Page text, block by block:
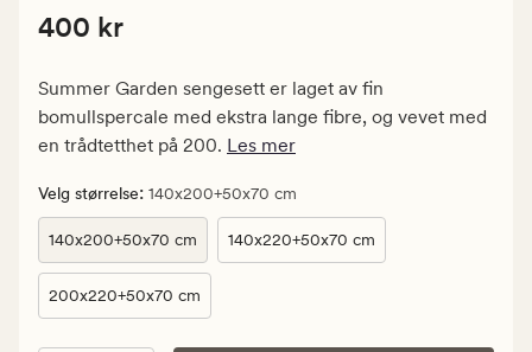
Pris
kr
Pris 400 kr
400 kr
Summer Garden sengesett er laget av fin
bomullspercale med ekstra lange fibre, og vevet med
en trådtetthet på 200. Les mer
Velg størrelse: 140x200+50x70 cm
140x200+50x70 cm 140x220+50x70 cm
200x220+50x70 cm